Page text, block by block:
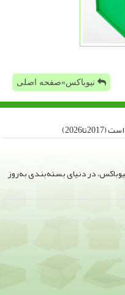
نیوباکس»صفحه اصلی
در دنیای بسته‌بندی به‌روز